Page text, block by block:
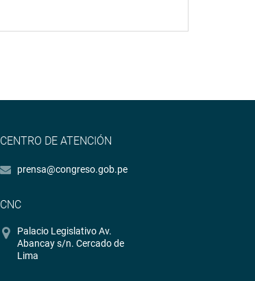
CENTRO DE ATENCIÓN
prensa@congreso.gob.pe
CNC
Palacio Legislativo Av.
Abancay s/n. Cercado de
Lima